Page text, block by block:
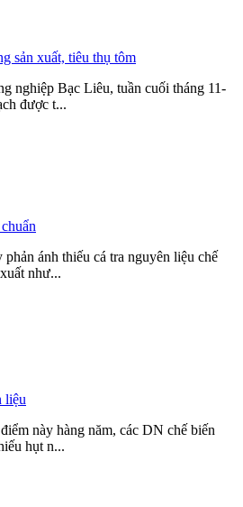
sản xuất, tiêu thụ tôm
nghiệp Bạc Liêu, tuần cuối tháng 11-
được t...
ánh thiếu cá tra nguyên liệu chế
như...
liệu
này hàng năm, các DN chế biến
hụt n...